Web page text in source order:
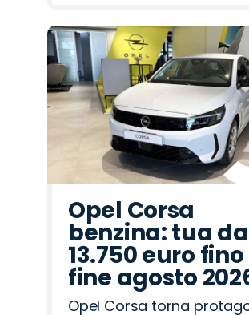
Opel Corsa
benzina: tua da
13.750 euro fino
fine agosto
Opel Corsa torna